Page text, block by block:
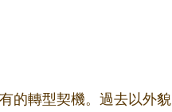
的轉型契機。過去以外貌